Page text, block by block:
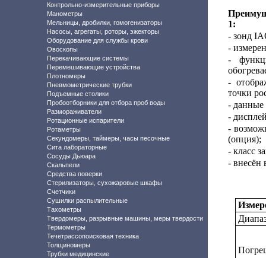
Контрольно-измерительные приборы
Манометры
Мельницы, дробилки, гомогенизаторы
Насосы, агрегаты, роторы, эжекторы
Оборудование для службы крови
Овоскопы
Перекачивающие системы
Перемешивающие устройства
Плотномеры
Пневмометрические трубки
Подъемные столики
Пробоотборники для отбора проб воды
Размораживатели
Ротационные испарители
Ротаметры
Секундомеры, таймеры, часы песочные
Сита лабораторные
Сосуды Дьюара
Скальпели
Средства поверки
Стерилизаторы, сухожаровые шкафы
Счетчики
Сушилки распылительные
Тахометры
Твердомеры, разрывные машины, меры твердости
Термометры
Течетрассопоисковая техника
Толщиномеры
Трубки медицинские
1:
- зонд
-
-
-
точки
- данные
-
-
(опция);
- класс
- внесён